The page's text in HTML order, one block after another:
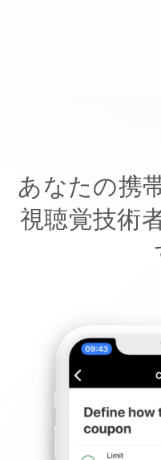
あなたの携
視聴覚技術